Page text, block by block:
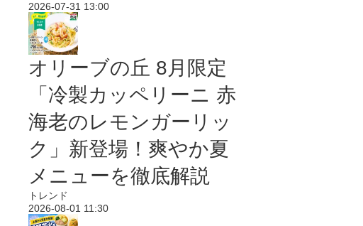
2026-07-31 13:00
オリーブの丘 8月限定
「冷製カッペリーニ 赤
海老のレモンガーリッ
ク」新登場！爽やか夏
メニューを徹底解説
トレンド
2026-08-01 11:30